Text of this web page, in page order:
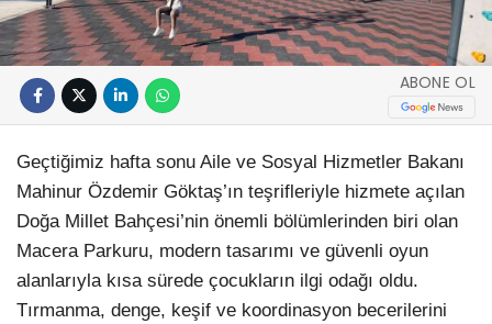
ABONE OL
Geçtiğimiz hafta sonu Aile ve Sosyal Hizmetler Bakanı
Mahinur Özdemir Göktaş’ın teşrifleriyle hizmete açılan
Doğa Millet Bahçesi’nin önemli bölümlerinden biri olan
Macera Parkuru, modern tasarımı ve güvenli oyun
alanlarıyla kısa sürede çocukların ilgi odağı oldu.
Tırmanma, denge, keşif ve koordinasyon becerilerini